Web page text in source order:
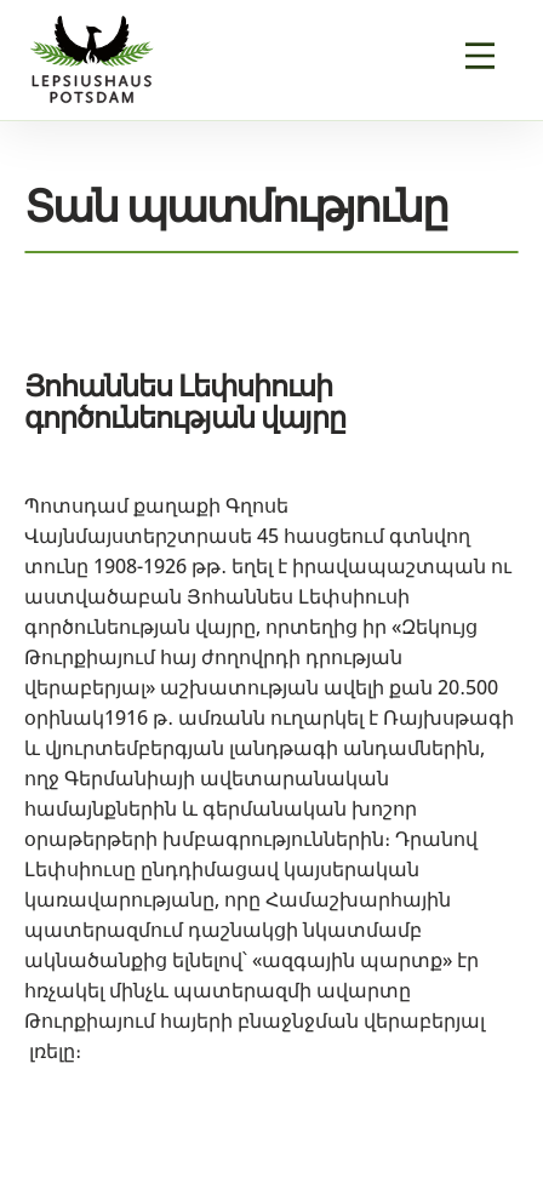
Տան պատմությունը
Պոտսդամ քաղաքի Գղոսե
Վայնմայստերշտրասե 45 հասցեում գտնվող
տունը 1908-1926 թթ․ եղել է իրավապաշտպան ու
աստվածաբան Յոհաննես Լեփսիուսի
գործունեության վայրը, որտեղից իր «Զեկույց
Թուրքիայում հայ ժողովրդի դրության
վերաբերյալ» աշխատության ավելի քան 20․500
օրինակ1916 թ․ ամռանն ուղարկել է Ռայխսթագի
և վյուրտեմբերգյան լանդթագի անդամներին,
ողջ Գերմանիայի ավետարանական
համայնքներին և գերմանական խոշոր
օրաթերթերի խմբագրություններին։ Դրանով
Լեփսիուսը ընդդիմացավ կայսերական
կառավարությանը, որը Համաշխարհային
պատերազմում դաշնակցի նկատմամբ
ակնածանքից ելնելով՝ «ազգային պարտք» էր
հռչակել մինչև պատերազմի ավարտը
Թուրքիայում հայերի բնաջնջման վերաբերյալ
լռելը։
Յոհաննես Լեփսիուսի
գործունեության վայրը